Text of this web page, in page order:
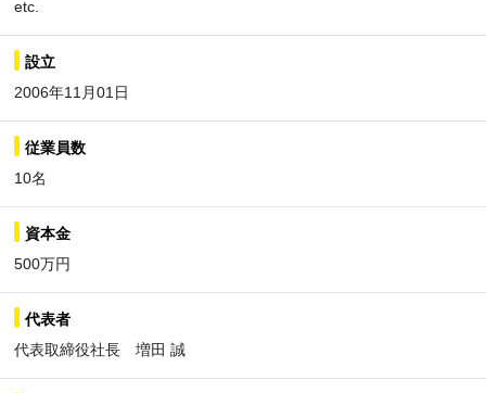
etc.
設立
2006年11月01日
従業員数
10名
資本金
500万円
代表者
代表取締役社長 増田 誠